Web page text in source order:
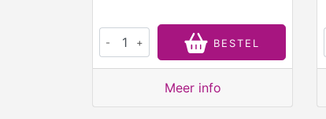
- + BESTEL
Meer info